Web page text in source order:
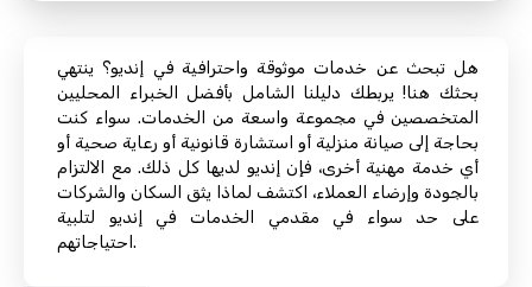
هل تبحث عن خدمات موثوقة واحترافية في إنديو؟ ينتهي
بحثك هنا! يربطك دليلنا الشامل بأفضل الخبراء المحليين
المتخصصين في مجموعة واسعة من الخدمات. سواء كنت
بحاجة إلى صيانة منزلية أو استشارة قانونية أو رعاية صحية أو
أي خدمة مهنية أخرى، فإن إنديو لديها كل ذلك. مع الالتزام
بالجودة وإرضاء العملاء، اكتشف لماذا يثق السكان والشركات
على حد سواء في مقدمي الخدمات في إنديو لتلبية
احتياجاتهم.